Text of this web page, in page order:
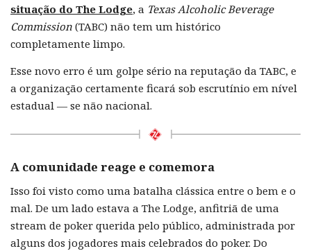
situação do The Lodge, a Texas Alcoholic Beverage
Commission (TABC) não tem um histórico
completamente limpo.
Esse novo erro é um golpe sério na reputação da TABC, e
a organização certamente ficará sob escrutínio em nível
estadual — se não nacional.
A comunidade reage e comemora
Isso foi visto como uma batalha clássica entre o bem e o
mal. De um lado estava a The Lodge, anfitriã de uma
stream de poker querida pelo público, administrada por
alguns dos jogadores mais celebrados do poker. Do